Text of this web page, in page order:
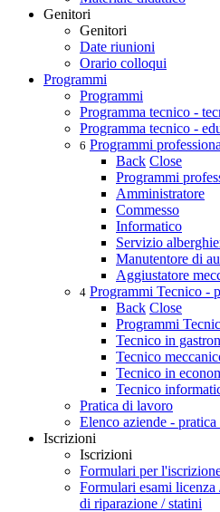
Genitori
Genitori
Date riunioni
Orario colloqui
Programmi
Programmi
Programma tecnico -
Programma tecnico -
6 Programmi
Back Close
Programmi
Amministratore
Commesso
Informatico
Servizio
Manutentore di
Aggiustatore
4 Programmi Tecnico -
Back Close
Programmi
Tecnico in
Tecnico
Tecnico in
Tecnico
Pratica di lavoro
Elenco aziende -
Iscrizioni
Iscrizioni
Formulari per
Formulari esami licenza
di riparazione / statini